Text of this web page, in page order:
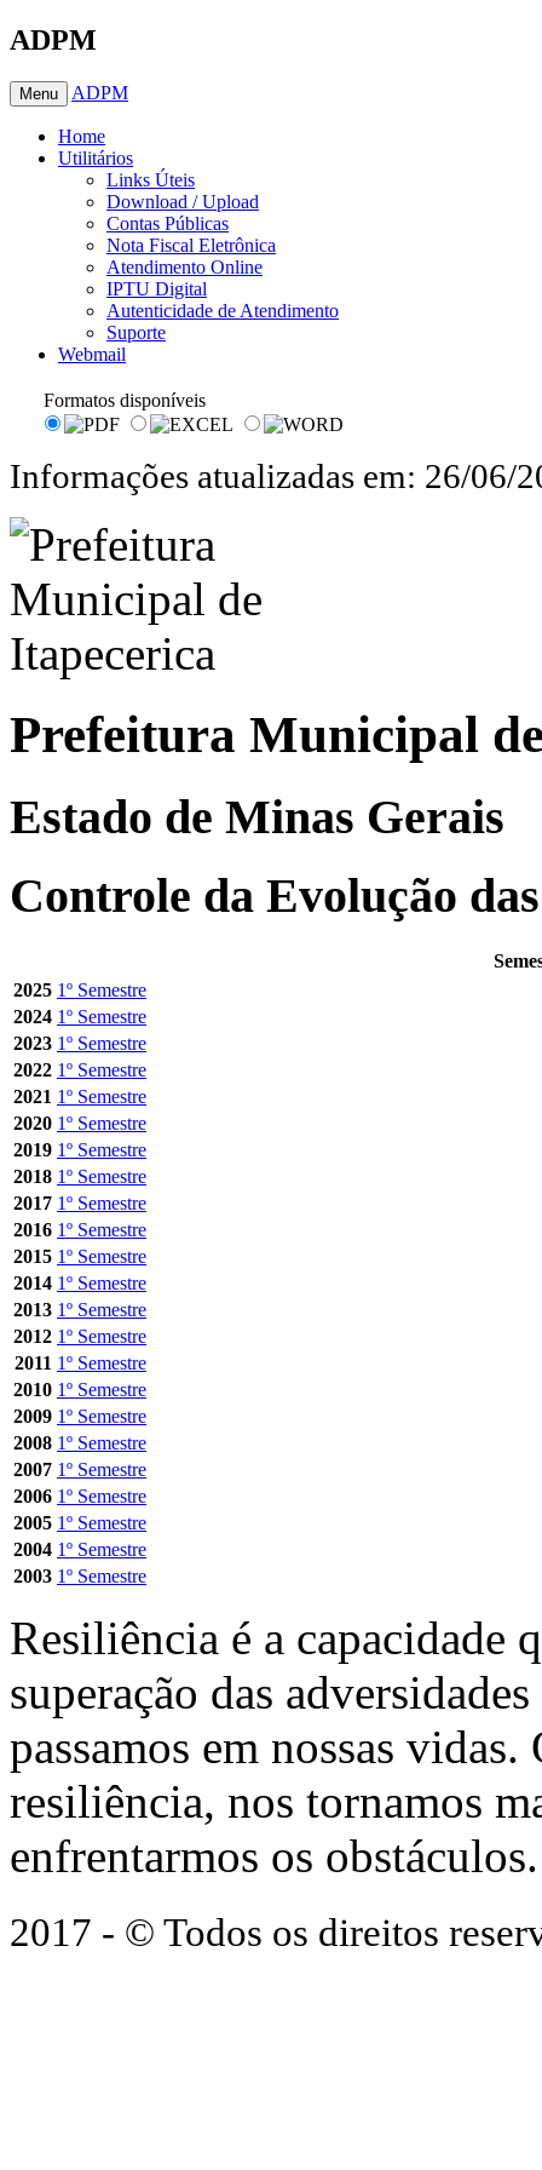
ADPM
Menu ADPM
Home
Utilitários
Links Úteis
Download / Upload
Contas Públicas
Nota Fiscal Eletrônica
Atendimento Online
IPTU Digital
Autenticidade de Atendimento
Suporte
Webmail
Formatos disponíveis
Informações atualizadas em: 26/06/
Prefeitura Municipal
Estado de Minas Gerais
Controle da Evolução
2025 1º Semestre
2024 1º Semestre
2023 1º Semestre
2022 1º Semestre
2021 1º Semestre
2020 1º Semestre
2019 1º Semestre
2018 1º Semestre
2017 1º Semestre
2016 1º Semestre
2015 1º Semestre
2014 1º Semestre
2013 1º Semestre
2012 1º Semestre
2011 1º Semestre
2010 1º Semestre
2009 1º Semestre
2008 1º Semestre
2007 1º Semestre
2006 1º Semestre
2005 1º Semestre
2004 1º Semestre
2003 1º Semestre
Resiliência é a capacidade
superação das
passamos em nossas
resiliência, nos tornamos
enfrentarmos os obstáculos.
2017 - © Todos os direitos